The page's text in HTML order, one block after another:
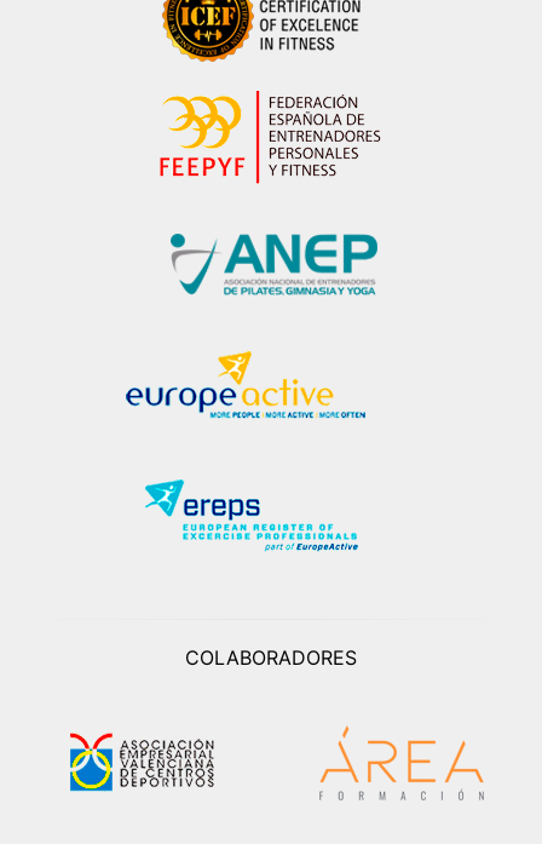
COLABORADORES